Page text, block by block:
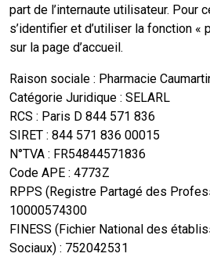
part de l’internaute utilisateur. Pour
s’identifier et d’utiliser la fonction «
sur la page d’accueil.
Raison sociale : Pharmacie
Catégorie Juridique : SELARL
RCS : Paris D 844 571 836
SIRET : 844 571 836 00015
N°TVA : FR54844571836
Code APE : 4773Z
RPPS (Registre Partagé des
10000574300
FINESS (Fichier National des
Sociaux) : 752042531